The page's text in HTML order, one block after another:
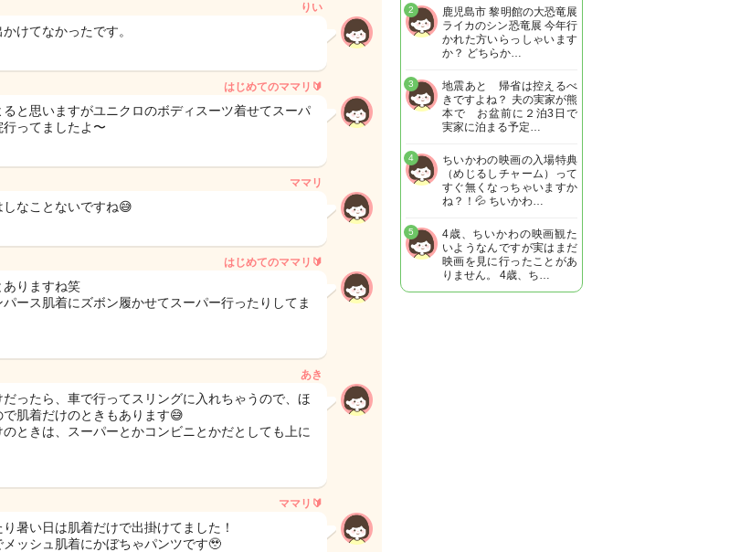
りい
けてなかったです。
はじめてのママリ🔰
と思いますがユニクロのボディスーツ着せてスーパ
ってましたよ〜
ママリ
なことないですね😅
はじめてのママリ🔰
りますね笑
ース肌着にズボン履かせてスーパー行ったりしてま
あき
だったら、車で行ってスリングに入れちゃうので、ほ
肌着だけのときもあります😅
ときは、スーパーとかコンビニとかだとしても上に
ママリ🔰
暑い日は肌着だけで出掛けてました！
ッシュ肌着にかぼちゃパンツです🥹
鹿児島市 黎明館の大恐竜展
ライカのシン恐竜展 今年行
かれた方いらっしゃいます
か？ どちらか…
2
地震あと 帰省は控えるべ
きですよね？ 夫の実家が熊
本で お盆前に２泊3日で
実家に泊まる予定…
3
ちいかわの映画の入場特典
（めじるしチャーム）って
すぐ無くなっちゃいますか
ね？！💦 ちいかわ…
4
4歳、ちいかわの映画観た
いようなんですが実はまだ
映画を見に行ったことがあ
りません。 4歳、ち…
5